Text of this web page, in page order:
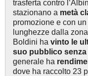
trasferta contro
stazionano a metà
promozione e con
lunghezze dalla
Boldini ha vinto le
suo pubblico
generale ha
dove ha raccolto 23